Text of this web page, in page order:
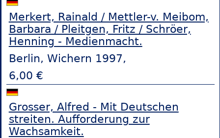
Merkert, Rainald / Mettler-v. Meibom,
Barbara / Pleitgen, Fritz / Schröer,
Henning - Medienmacht.
Berlin, Wichern 1997,
6,00 €
Grosser, Alfred - Mit Deutschen
streiten. Aufforderung zur
Wachsamkeit.